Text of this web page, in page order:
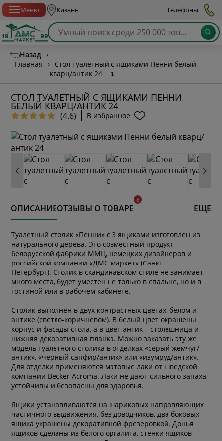
Меню Казань Телефоны
Назад ›
Главная
›
Стол туалетный с ящиками Пенни белый
кварц/антик 24
↴
СТОЛ ТУАЛЕТНЫЙ С ЯЩИКАМИ ПЕННИ
БЕЛЫЙ КВАРЦ/АНТИК 24
(4.6) В избранное
ОПИСАНИЕОТЗЫВЫ О ТОВАРЕ ЕЩЕ
Туалетный столик «Пенни» с 3 ящиками изготовлен из
натурального дерева. Это совместный продукт
белорусской фабрики ММЦ, немецких дизайнеров и
российской компании «ДМС-маркет» (Санкт-
Петербург). Столик в скандинавском стиле не занимает
много места, будет уместен не только в спальне, но и в
гостиной или в рабочем кабинете.
Столик выполнен в двух контрастных цветах, белом и
антике (светло-коричневом). В белый цвет окрашены
корпус и фасады стола, а в цвет антик – столешница и
нижняя декоративная планка. Можно заказать эту же
модель туалетного столика в отделках «серый жемчуг/
антик», «черный сапфир/антик» или «изумруд/антик».
Для отделки применяются матовые лаки от шведской
компании Becker Acroma. Лаки не дают сильного запаха,
устойчивы и безопасны для здоровья.
Ящики устанавливаются на шариковых направляющих
частичного выдвижения, без доводчиков, два боковых
ящика украшены декоративной фрезеровкой. Донья
ящиков сделаны из белого оргалита, стенки ящиков